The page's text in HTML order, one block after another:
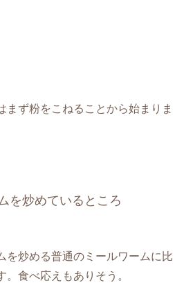
まず粉をこねることから始まりま
を炒めているところ
普通のミールワームに比
食べ応えもありそう。